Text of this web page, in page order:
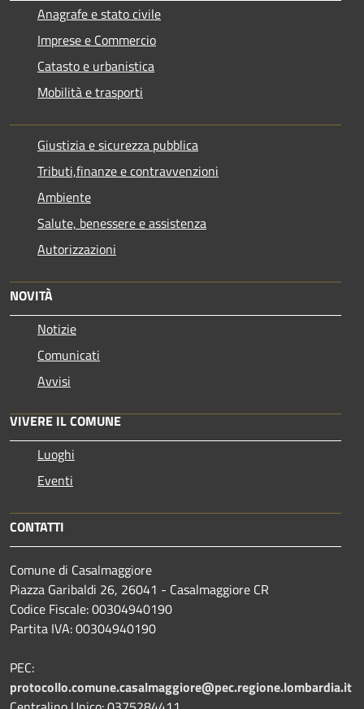
Anagrafe e stato civile
Imprese e Commercio
Catasto e urbanistica
Mobilità e trasporti
Giustizia e sicurezza pubblica
Tributi,finanze e contravvenzioni
Ambiente
Salute, benessere e assistenza
Autorizzazioni
NOVITÀ
Notizie
Comunicati
Avvisi
VIVERE IL COMUNE
Luoghi
Eventi
CONTATTI
Comune di Casalmaggiore
Piazza Garibaldi 26, 26041 - Casalmaggiore CR
Codice Fiscale: 00304940190
Partita IVA: 00304940190
PEC:
protocollo.comune.casalmaggiore@pec.regione.lombardia.it